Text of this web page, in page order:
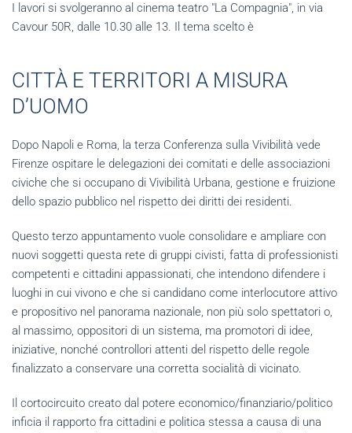
I lavori si svolgeranno al cinema teatro "La Compagnia", in via
Cavour 50R, dalle 10.30 alle 13. Il tema scelto è
CITTÀ E TERRITORI A MISURA
D’UOMO
Dopo Napoli e Roma, la terza Conferenza sulla Vivibilità vede
Firenze ospitare le delegazioni dei comitati e delle associazioni
civiche che si occupano di Vivibilità Urbana, gestione e fruizione
dello spazio pubblico nel rispetto dei diritti dei residenti.
Questo terzo appuntamento vuole consolidare e ampliare con
nuovi soggetti questa rete di gruppi civisti, fatta di professionisti
competenti e cittadini appassionati, che intendono difendere i
luoghi in cui vivono e che si candidano come interlocutore attivo
e propositivo nel panorama nazionale, non più solo spettatori o,
al massimo, oppositori di un sistema, ma promotori di idee,
iniziative, nonché controllori attenti del rispetto delle regole
finalizzato a conservare una corretta socialità di vicinato.
Il cortocircuito creato dal potere economico/finanziario/politico
inficia il rapporto fra cittadini e politica stessa a causa di una